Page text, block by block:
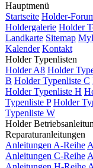
Hauptmenü
Startseite Holder-
Holdergalerie Holder
Landkarte Sitemap
Kalender Kontakt
Holder Typenlisten
Holder A8 Holder
B Holder Typenliste C
Holder Typenliste H
Typenliste P Holder
Typenliste W
Holder
Reparaturanleitungen
Anleitungen A-Reihe
Anleitungen C-Reihe